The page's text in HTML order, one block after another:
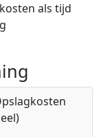
als tijd